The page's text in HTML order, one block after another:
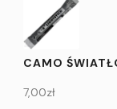
CAMO
7,00zł